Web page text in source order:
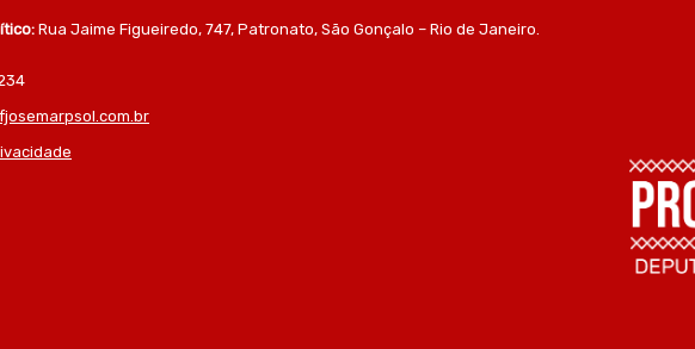
Rua Jaime Figueiredo, 747, Patronato, São Gonçalo – Rio de Janeiro.